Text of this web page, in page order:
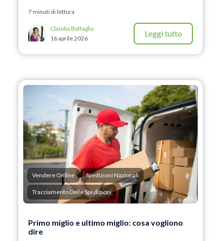
7 minuti di lettura
Claudia Battaglia
16 aprile 2026
Leggi tutto
Vendere Online Spedizioni Nazionali
Tracciamento Delle Spedizioni
Primo miglio e ultimo miglio: cosa vogliono
dire